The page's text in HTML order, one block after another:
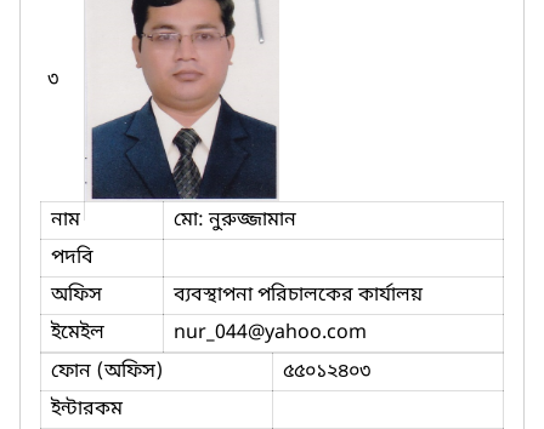
৩
নাম
মো: নুরুজ্জামান
পদবি
অফিস
ব্যবস্থাপনা পরিচালকের কার্যালয়
ইমেইল
nur_044@yahoo.com
ফোন (অফিস)
৫৫০১২৪০৩
ইন্টারকম